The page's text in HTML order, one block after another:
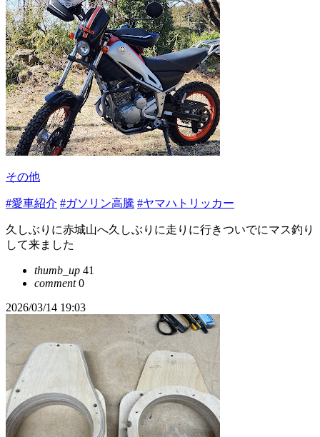
その他
#愛車紹介 #ガソリン高騰 #ヤマハトリッカー
久しぶりに赤城山へ久しぶりに走りに行きついでにマス釣り
して来ました
thumb_up 41
comment0
2026/03/14 19:03